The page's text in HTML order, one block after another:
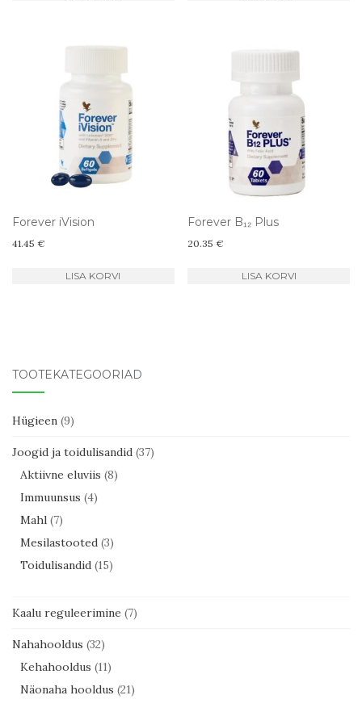
Forever iVision
41.45 €
LISA KORVI
Forever B₁₂ Plus
20.35 €
LISA KORVI
TOOTEKATEGOORIAD
Hügieen (9)
Joogid ja toidulisandid (37)
Aktiivne eluviis (8)
Immuunsus (4)
Mahl (7)
Mesilastooted (3)
Toidulisandid (15)
Kaalu reguleerimine (7)
Nahahooldus (32)
Kehahooldus (11)
Näonaha hooldus (21)